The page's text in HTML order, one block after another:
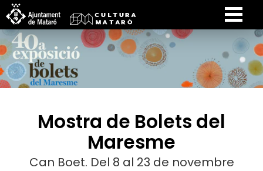
Mostra de Bolets del
Maresme
Can Boet. Del 8 al 23 de novembre